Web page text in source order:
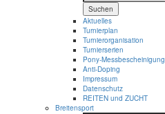
Suchen
Aktuelles
Turnierplan
Turnierorganisation
Turnierserien
Pony-Messbescheinigung
Anti-Doping
Impressum
Datenschutz
REITEN und ZUCHT
Breitensport